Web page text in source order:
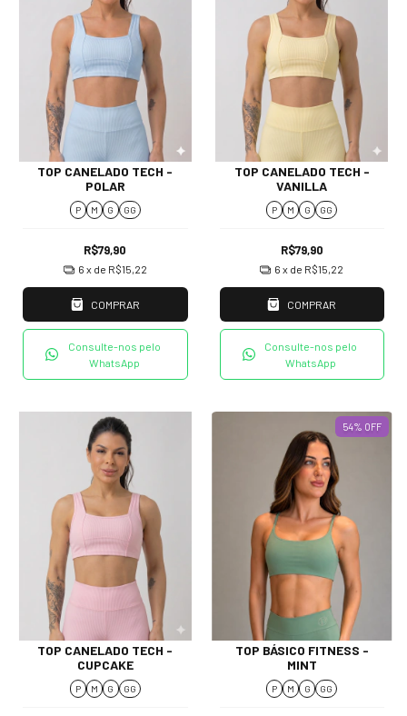
TOP CANELADO TECH -
POLAR
P M G GG
R$79,90
6 x de R$15,22
COMPRAR
Consulte-nos pelo
WhatsApp
TOP CANELADO TECH -
VANILLA
P M G GG
R$79,90
6 x de R$15,22
COMPRAR
Consulte-nos pelo
WhatsApp
TOP CANELADO TECH -
CUPCAKE
P M G GG
54% OFF
TOP BÁSICO FITNESS -
MINT
P M G GG